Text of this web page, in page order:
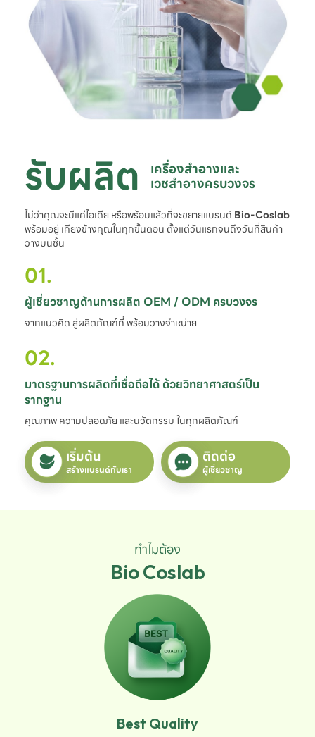
รับผลิต เครื่องสำอางและ
เวชสำอางครบวงจร
ไม่ว่าคุณจะมีแค่ไอเดีย หรือพร้อมแล้วที่จะขยายแบรนด์Bio-Coslab
พร้อมอยู่ เคียงข้างคุณในทุกขั้นตอน ตั้งแต่วันแรกจนถึงวันที่สินค้า
วางบนชั้น
01.
ผู้เชี่ยวชาญด้านการผลิต OEM / ODM ครบวงจร
จากแนวคิด สู่ผลิตภัณฑ์ที่ พร้อมวางจำหน่าย
02.
มาตรฐานการผลิตที่เชื่อถือได้ ด้วยวิทยาศาสตร์เป็น
รากฐาน
คุณภาพ ความปลอดภัย และนวัตกรรม ในทุกผลิตภัณฑ์
เริ่มต้น
สร้างแบรนด์กับเรา
ติดต่อ
ผู้เชี่ยวชาญ
ทำไมต้อง
Bio Coslab
Best Quality